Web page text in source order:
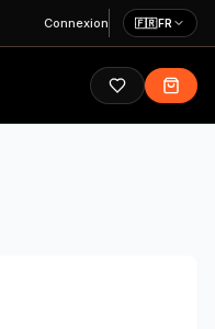
Connexion 🇫🇷FR